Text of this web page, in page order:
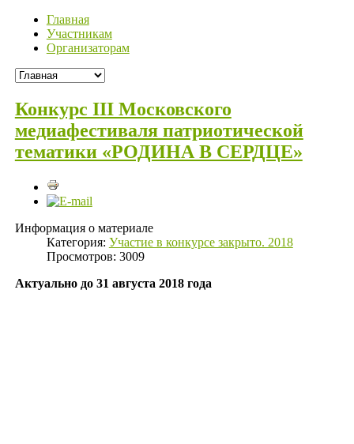
Главная
Участникам
Организаторам
Конкурс III Московского
медиафестиваля патриотической
тематики «РОДИНА В СЕРДЦЕ»
Информация о материале
Категория: Участие в конкурсе закрыто. 2018
Просмотров: 3009
Актуально до 31 августа 2018 года